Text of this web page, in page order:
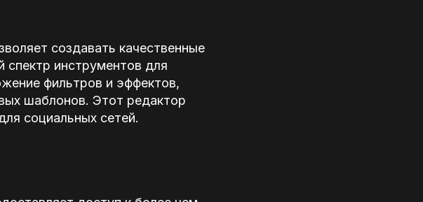
создавать качественные
спектр инструментов для
фильтров и эффектов,
шаблонов. Этот редактор
социальных сетей.